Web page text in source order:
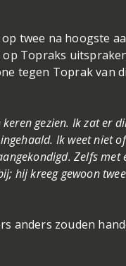
twee na hoogste
Topraks
tegen Toprak van
gezien. Ik zat er
Ik weet niet
Zelfs met
hij kreeg gewoon
anders zouden